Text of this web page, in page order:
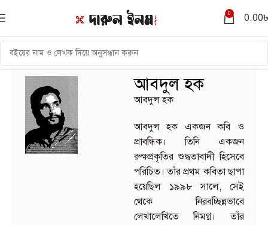
0 0.00
আবদুল হক
আবদুল হক
আবদুল হক একজন কবি ও
প্রাবন্ধিক। তিনি একজন
রুক্ষপ্রকৃতির শুদ্ধতাবাদী হিসেবে
পরিচিত। তাঁর প্রথম কবিতা ছাপা
হয়েছিল ১৯৯৮ সালে, সেই
থেকে নিরবচ্ছিন্নভাবে
লেখালেখিতে নিমগ্ন। তাঁর